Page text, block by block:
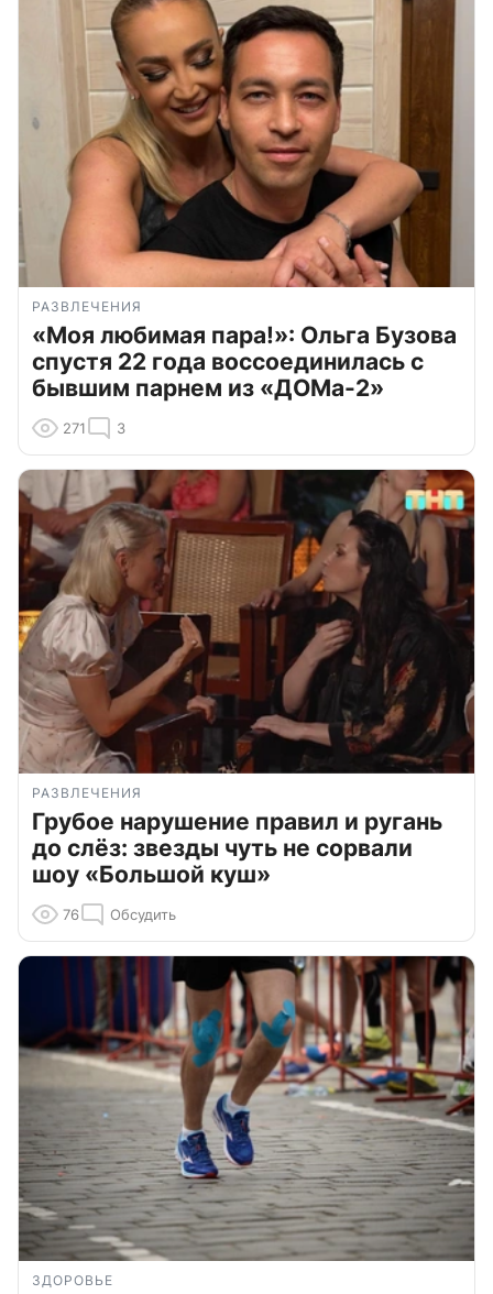
РАЗВЛЕЧЕНИЯ
«Моя любимая пара!»: Ольга Бузова
спустя 22 года воссоединилась с
бывшим парнем из «ДОМа-2»
271 3
РАЗВЛЕЧЕНИЯ
Грубое нарушение правил и ругань
до слёз: звезды чуть не сорвали
шоу «Большой куш»
76 Обсудить
ЗДОРОВЬЕ